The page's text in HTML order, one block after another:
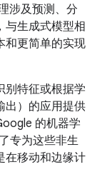
涉及预测、分
与生成式模型相
和更简单的实现
别特征或根据学
出）的应用提供
的机器学
专为这些非生
在移动和边缘计